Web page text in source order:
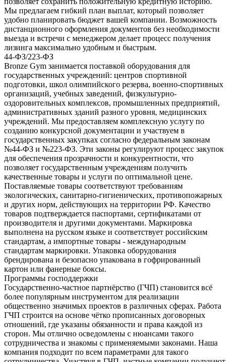
Мы предлагаем гибкий план выплат, который позволяет
удобно планировать бюджет вашей компании. Возможность
дистанционного оформления документов без необходимости
выезда и встречи с менеджером делает процесс получения
лизинга максимально удобным и быстрым.
44-ФЗ/223-ФЗ
Bronze Gym занимается поставкой оборудования для
государственных учреждений: центров спортивной
подготовки, школ олимпийского резерва, военно-спортивных
организаций, учебных заведений, физкультурно-
оздоровительных комплексов, промышленных предприятий,
административных зданий разного уровня, медицинских
учреждений. Мы предоставляем комплексную услугу по
созданию конкурсной документации и участвуем в
государственных закупках согласно федеральным законам
№44-ФЗ и №223-ФЗ. Эти законы регулируют процесс закупок
для обеспечения прозрачности и конкурентности, что
позволяет государственным учреждениям получить
качественные товары и услуги по оптимальной цене.
Поставляемые товары соответствуют требованиям
экологических, санитарно-гигиенических, противопожарных
и других норм, действующих на территории РФ. Качество
товаров подтверждается паспортами, сертификатами от
производителя и другими документами. Маркировка
выполнена на русском языке и соответствует российским
стандартам, а импортные товары - международным
стандартам маркировки. Упаковка оборудования
брендирована и безопасно упакована в гофрированный
картон или фанерные боксы.
Программы господдержки
Государственно-частное партнёрство (ГЧП) становится всё
более популярным инструментом для реализации
общественно значимых проектов в различных сферах. Работа
ГЧП строится на основе чётко прописанных договорных
отношений, где указаны обязанности и права каждой из
сторон. Мы отлично осведомлены с нюансами такого
сотрудничества и знакомы с применяемыми законами. Наша
компания подходит по всем параметрами для такого